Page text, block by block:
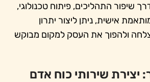
שיפור התהליכים, פיתוח טכנולוגי,
אישית, ניתן ליצור יתרון
ולהפוך את העסק למקום מבוקש
שירותי כוח אדם